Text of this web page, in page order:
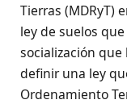
Tierras (MDRyT)
ley de suelos
socialización
definir una ley
Ordenamiento